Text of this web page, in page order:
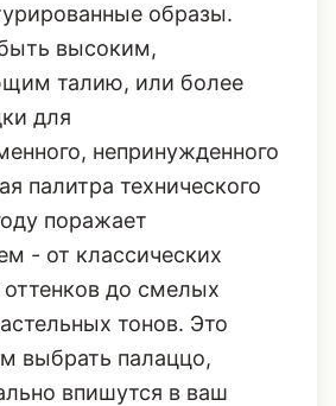
образы.
высоким,
талию, или более
для
непринужденного
палитра технического
поражает
- от классических
до смелых
тонов. Это
выбрать палаццо,
впишутся в ваш